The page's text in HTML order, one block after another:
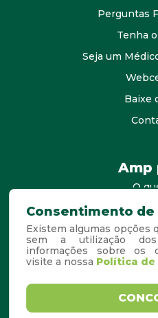
Perguntas
Tenha
Seja um
Baixe
Amp
O
Agende
Perguntas
Copyright © 2026. Todos os
Consentimento de
Existem algumas opções
sem a utilização
informações sobre os
visite a nossa Política